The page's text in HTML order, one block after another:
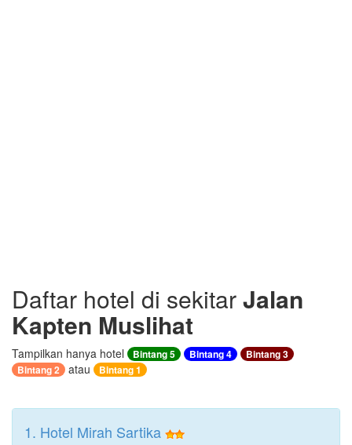
Daftar hotel di sekitarJalan
Kapten Muslihat
Tampilkan hanya hotel Bintang 5 Bintang 4
Bintang 3
Bintang 2
atau Bintang 1
1. Hotel Mirah Sartika